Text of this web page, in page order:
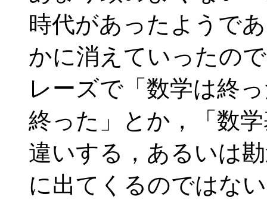
時代があったようで
かに消えていったの
レーズで「数学は終
終った」とか，「数
違いする，あるいは
に出てくるのではな